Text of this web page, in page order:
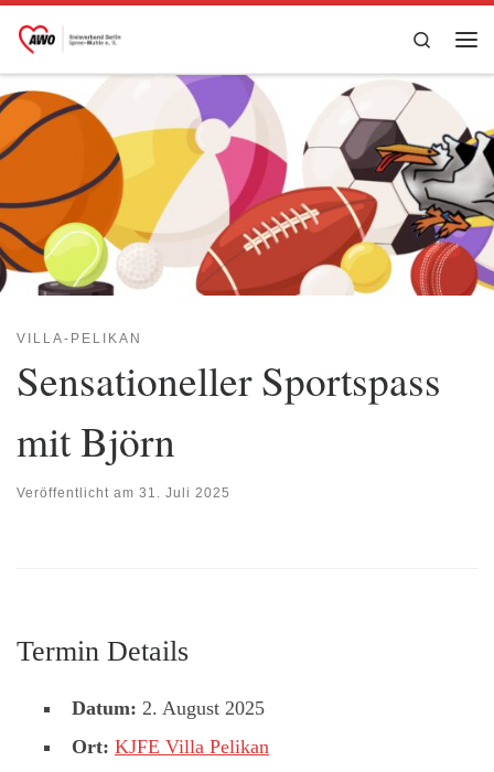
Zum Inhalt springen
Search
VILLA-PELIKAN
Sensationeller Sportspass
mit Björn
Veröffentlicht am 31. Juli 2025
Termin Details
Datum: 2. August 2025
Ort: KJFE Villa Pelikan